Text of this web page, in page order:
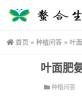
首页 » 种植问答 » 叶
叶面肥
种植问答